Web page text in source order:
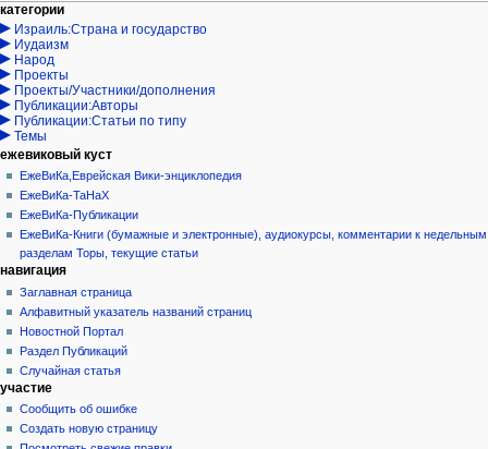
Навигация
действия на странице
служебная
страница
персональные инструменты
войти
запрос
учётной
записи
категории
Израиль:Страна и государство
Иудаизм
Народ
Проекты
Проекты/Участники/дополнения
Публикации:Авторы
Публикации:Статьи по типу
Темы
ежевиковый куст
ЕжеВиКа,Еврейская Вики-энциклопедия
ЕжеВиКа-ТаНаХ
ЕжеВиКа-Публикации
ЕжеВиКа-Книги (бумажные и электронные), аудиокурсы, комментарии к недельным
разделам Торы, текущие статьи
навигация
Заглавная страница
Алфавитный указатель названий страниц
Новостной Портал
Раздел Публикаций
Случайная статья
участие
Сообщить об ошибке
Создать новую страницу